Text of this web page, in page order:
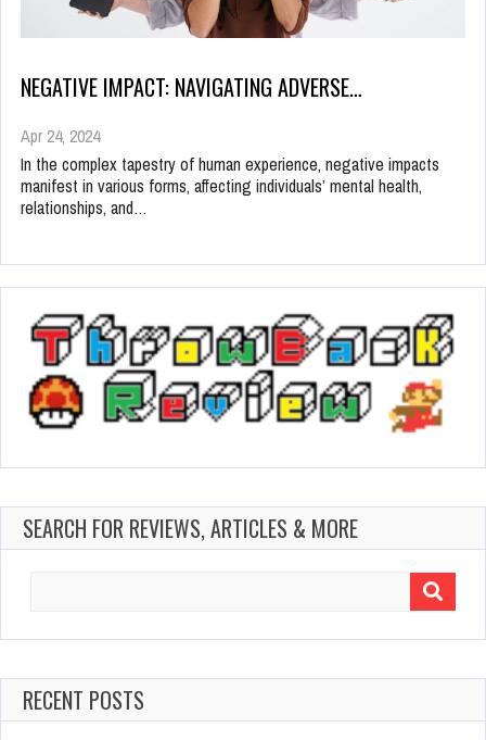
NEGATIVE IMPACT: NAVIGATING ADVERSE…
Apr 24, 2024
In the complex tapestry of human experience, negative impacts
manifest in various forms, affecting individuals’ mental health,
relationships, and…
SEARCH FOR REVIEWS, ARTICLES & MORE
RECENT POSTS